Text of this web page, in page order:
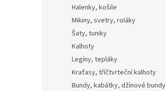
Halenky, košile
Mikiny, svetry, roláky
Šaty, tuniky
Kalhoty
Legíny, tepláky
Kraťasy, tříčtvrteční kalhoty
Bundy, kabátky, džínové bundy